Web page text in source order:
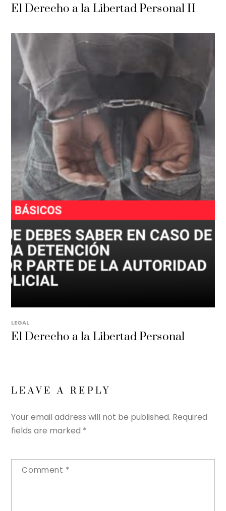
El Derecho a la Libertad Personal II
LEGAL
El Derecho a la Libertad Personal
LEAVE A REPLY
Your email address will not be published. Required
fields are marked *
Comment *